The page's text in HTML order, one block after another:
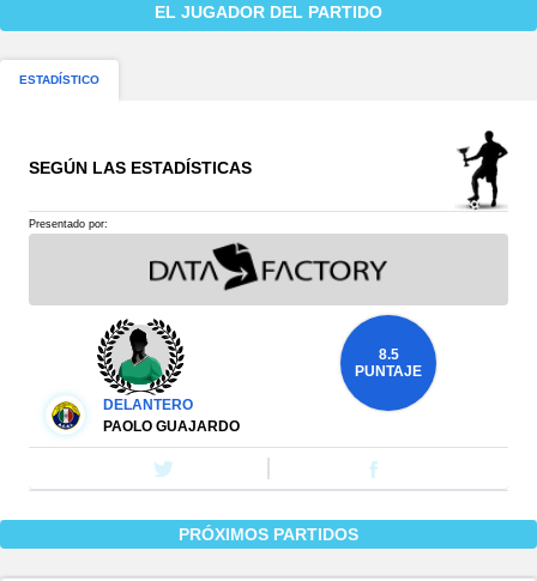
EL JUGADOR DEL PARTIDO
ESTADÍSTICO
SEGÚN LAS ESTADÍSTICAS
Presentado por:
DELANTERO
PAOLO GUAJARDO
8.5
PUNTAJE
PRÓXIMOS PARTIDOS